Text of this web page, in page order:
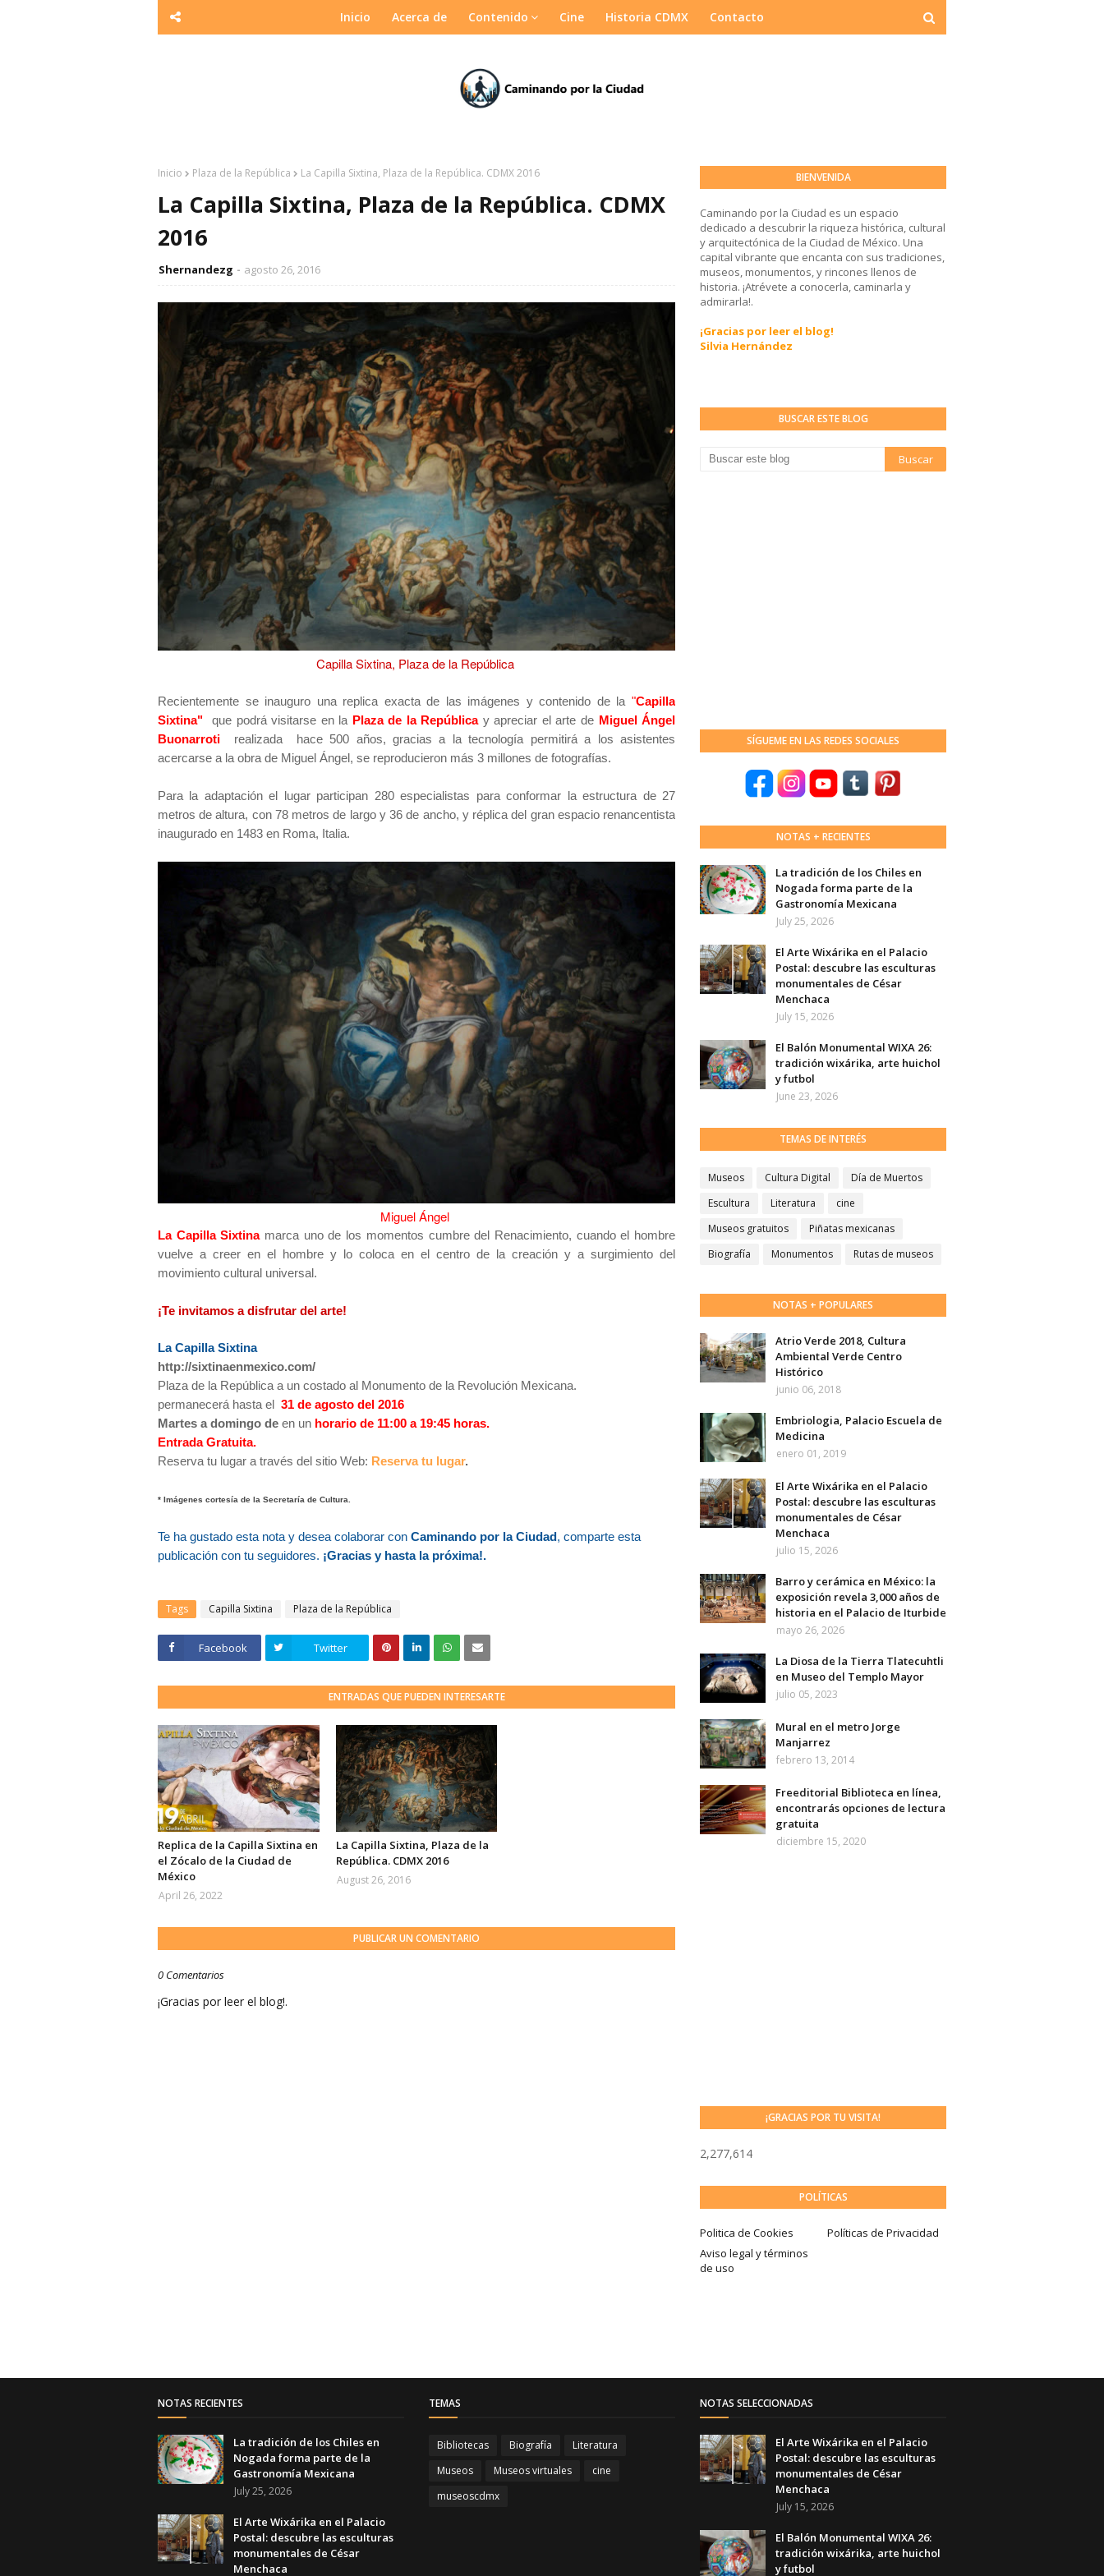
Inicio Acerca de Contenido Cine Historia CDMX Contacto
Inicio Plaza de la República La Capilla Sixtina, Plaza de la República. CDMX 2016
La Capilla Sixtina, Plaza de la República. CDMX
2016
Shernandezg agosto 26, 2016
Capilla Sixtina, Plaza de la República
Recientemente se inauguro una replica exacta de las imágenes y contenido de la "Capilla
Sixtina" que podrá visitarse en la Plaza de la República y apreciar el arte de Miguel Ángel
Buonarroti realizada hace 500 años, gracias a la tecnología permitirá a los asistentes
acercarse a la obra de Miguel Ángel, se reproducieron más 3 millones de fotografías.
Para la adaptación el lugar participan 280 especialistas para conformar la estructura de 27
metros de altura, con 78 metros de largo y 36 de ancho, y réplica del gran espacio renancentista
inaugurado en 1483 en Roma, Italia.
Miguel Ángel
La Capilla Sixtina marca uno de los momentos cumbre del Renacimiento, cuando el hombre
vuelve a creer en el hombre y lo coloca en el centro de la creación y a surgimiento del
movimiento cultural universal.
¡Te invitamos a disfrutar del arte!
La Capilla Sixtina
http://sixtinaenmexico.com/
Plaza de la República a un costado al Monumento de la Revolución Mexicana.
permanecerá hasta el 31 de agosto del 2016
Martes a domingo de en un horario de 11:00 a 19:45 horas.
Entrada Gratuita.
Reserva tu lugar a través del sitio Web: Reserva tu lugar.
* Imágenes cortesía de la Secretaría de Cultura.
Te ha gustado esta nota y desea colaborar con Caminando por la Ciudad, comparte esta
publicación con tu seguidores. ¡Gracias y hasta la próxima!.
Tags Capilla Sixtina Plaza de la República
Facebook Twitter
ENTRADAS QUE PUEDEN INTERESARTE
Replica de la Capilla Sixtina en
el Zócalo de la Ciudad de
México
April 26, 2022
La Capilla Sixtina, Plaza de la
República. CDMX 2016
August 26, 2016
PUBLICAR UN COMENTARIO
0 Comentarios
¡Gracias por leer el blog!.
BIENVENIDA
Caminando por la Ciudad es un espacio
dedicado a descubrir la riqueza histórica, cultural
y arquitectónica de la Ciudad de México. Una
capital vibrante que encanta con sus tradiciones,
museos, monumentos, y rincones llenos de
historia. ¡Atrévete a conocerla, caminarla y
admirarla!.
¡Gracias por leer el blog!
Silvia Hernández
BUSCAR ESTE BLOG
SÍGUEME EN LAS REDES SOCIALES
NOTAS + RECIENTES
La tradición de los Chiles en
Nogada forma parte de la
Gastronomía Mexicana
July 25, 2026
El Arte Wixárika en el Palacio
Postal: descubre las esculturas
monumentales de César
Menchaca
July 15, 2026
El Balón Monumental WIXA 26:
tradición wixárika, arte huichol
y futbol
June 23, 2026
TEMAS DE INTERÉS
Museos Cultura Digital
Día de Muertos
Escultura
Literatura
cine
Museos gratuitos
Piñatas mexicanas
Biografía
Monumentos Rutas de museos
NOTAS + POPULARES
Atrio Verde 2018, Cultura
Ambiental Verde Centro
Histórico
junio 06, 2018
Embriologia, Palacio Escuela de
Medicina
enero 01, 2019
El Arte Wixárika en el Palacio
Postal: descubre las esculturas
monumentales de César
Menchaca
julio 15, 2026
Barro y cerámica en México: la
exposición revela 3,000 años de
historia en el Palacio de Iturbide
mayo 26, 2026
La Diosa de la Tierra Tlatecuhtli
en Museo del Templo Mayor
julio 05, 2023
Mural en el metro Jorge
Manjarrez
febrero 13, 2014
Freeditorial Biblioteca en línea,
encontrarás opciones de lectura
gratuita
diciembre 15, 2020
¡GRACIAS POR TU VISITA!
2,277,614
POLÍTICAS
Politica de Cookies
Políticas de Privacidad
Aviso legal y términos
de uso
NOTAS RECIENTES
La tradición de los Chiles en
Nogada forma parte de la
Gastronomía Mexicana
July 25, 2026
El Arte Wixárika en el Palacio
Postal: descubre las esculturas
monumentales de César
Menchaca
TEMAS
Bibliotecas Biografía
Literatura
Museos
Museos virtuales
cine
museoscdmx
NOTAS SELECCIONADAS
El Arte Wixárika en el Palacio
Postal: descubre las esculturas
monumentales de César
Menchaca
July 15, 2026
El Balón Monumental WIXA 26:
tradición wixárika, arte huichol
y futbol